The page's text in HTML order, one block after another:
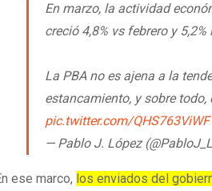
En marzo, la actividad
creció 4,8% vs febrero y 5,2%
La PBA no es ajena a la
estancamiento, y sobre
pic.twitter.com/QHS763ViWF
— Pablo J. López
ese marco, los enviados del